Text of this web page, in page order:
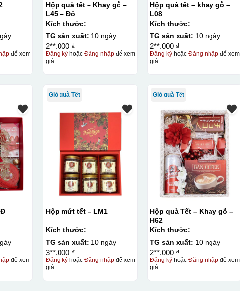
để xem
Hộp quà tết – Khay gỗ –
L45 – Đỏ
Kích thước:
TG sản xuất: 10 ngày
2**.000 ₫
Đăng kýhoặc Đăng nhậpđể xem
giá
Hộp quà tết – khay gỗ –
L08
Kích thước:
TG sản xuất: 10 ngày
2**.000 ₫
Đăng ký hoặcĐăng nhập để xem
giá
để xem
Giỏ quà Tết
Hộp mứt tết – LM1
Kích thước:
TG sản xuất: 10 ngày
3**.000 ₫
Đăng kýhoặc Đăng nhậpđể xem
giá
Giỏ quà Tết
Hộp quà Tết – Khay gỗ –
H62
Kích thước:
TG sản xuất: 10 ngày
2**.000 ₫
Đăng ký hoặcĐăng nhập để xem
giá